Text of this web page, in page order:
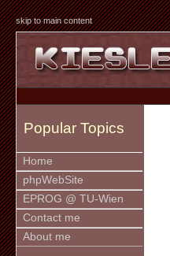
skip to main content
Popular Topics
Home
phpWebSite
EPROG @ TU-Wien
Contact me
About me